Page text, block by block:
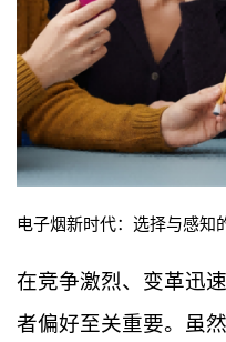
电子烟新时代：选择与感知
在竞争激烈、变革迅
者偏好至关重要。虽然